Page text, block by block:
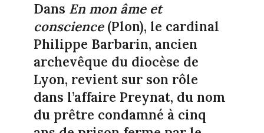
Dans En mon âme et
conscience(Plon), le cardinal
Philippe Barbarin, ancien
archevêque du diocèse de
Lyon, revient sur son rôle
dans l’affaire Preynat, du nom
du prêtre condamné à cinq